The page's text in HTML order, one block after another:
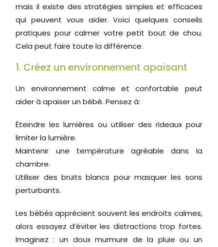
mais il existe des stratégies simples et efficaces
qui peuvent vous aider. Voici quelques conseils
pratiques pour calmer votre petit bout de chou.
Cela peut faire toute la différence.
1. Créez un environnement apaisant
Un environnement calme et confortable peut
aider à apaiser un bébé. Pensez à:
Éteindre les lumières ou utiliser des rideaux pour
limiter la lumière.
Maintenir une température agréable dans la
chambre.
Utiliser des bruits blancs pour masquer les sons
perturbants.
Les bébés apprécient souvent les endroits calmes,
alors essayez d’éviter les distractions trop fortes.
Imaginez : un doux murmure de la pluie ou un